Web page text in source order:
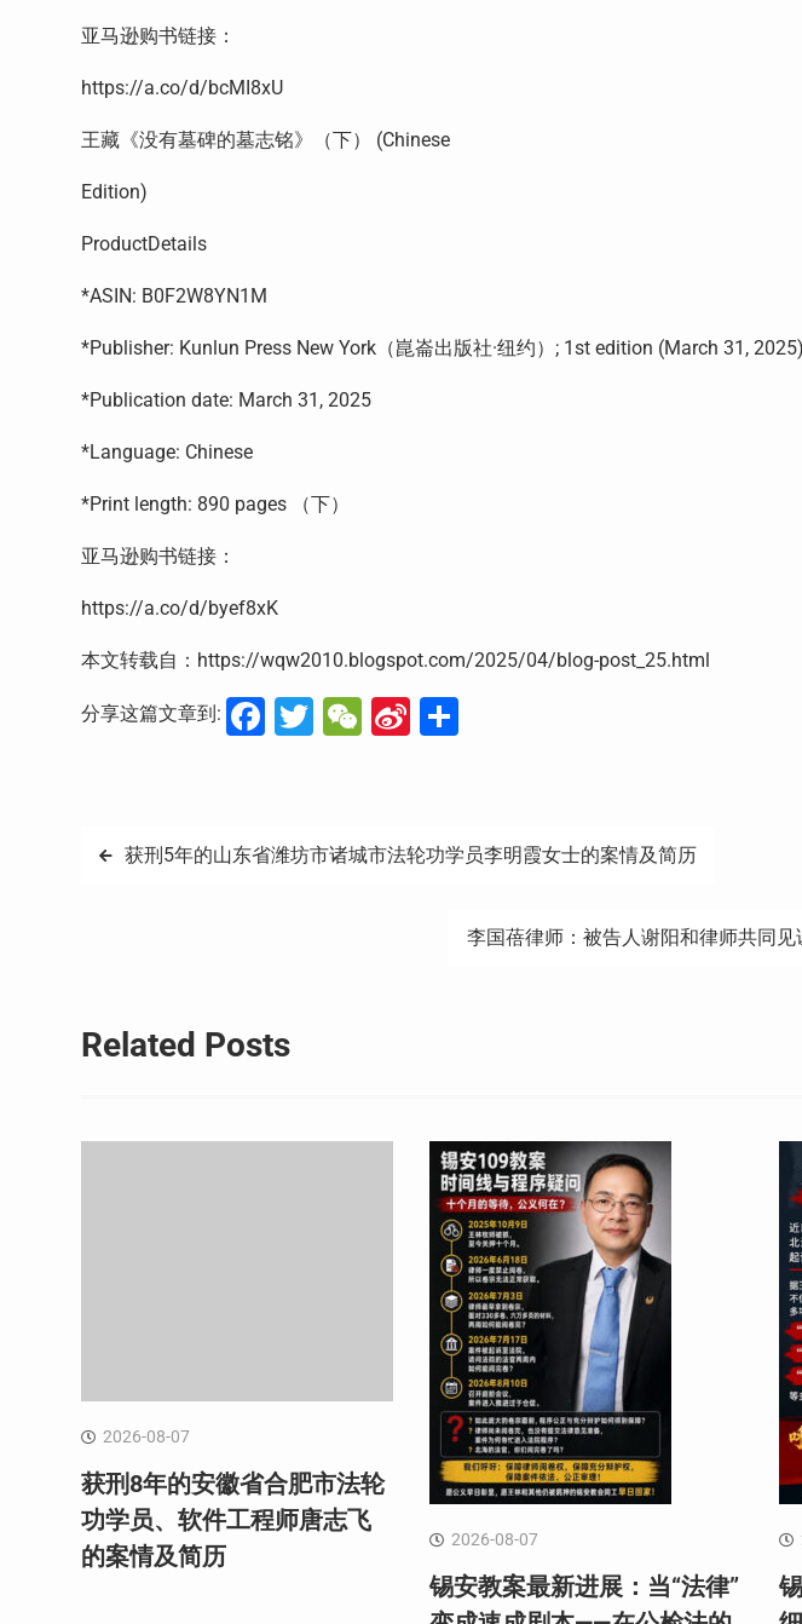
亚马逊购书链接：
https://a.co/d/bcMI8xU
王藏《没有墓碑的墓志铭》（下） (Chinese
Edition)
ProductDetails
*ASIN: B0F2W8YN1M
*Publisher: Kunlun Press New York（崑崙出版社·纽约）; 1st edition (March 31, 2025)
*Publication date: March 31, 2025
*Language: Chinese
*Print length: 890 pages （下）
亚马逊购书链接：
https://a.co/d/byef8xK
本文转载自：https://wqw2010.blogspot.com/2025/04/blog-post_25.html
分享这篇文章到: Facebook
Twitter
WeChat
Sina
文 获刑5年的山东省潍坊市诸城市法轮功学员李明霞女士的案情及简历
李国蓓律师：被告人谢阳和律师共同见
Related Posts
2026-08-07
获刑8年的安徽省合肥市法轮
功学员、软件工程师唐志飞
的案情及简历
2026-08-07
锡安教案最新进展：当“法律”